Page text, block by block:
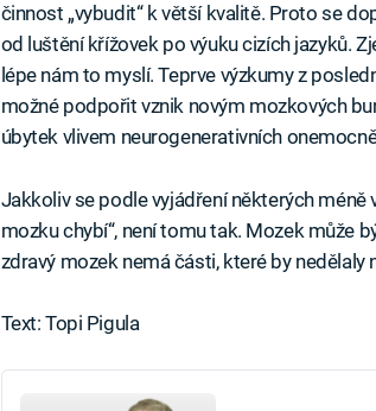
činnost „vybudit“ k větší kvalitě. Proto se
od luštění křížovek po výuku cizích jazyků.
lépe nám to myslí. Teprve výzkumy z
možné podpořit vznik novým mozkových
úbytek vlivem neurogenerativních
Jakkoliv se podle vyjádření některých méně
mozku chybí“, není tomu tak. Mozek může
zdravý mozek nemá části, které by nedělaly
Text: Topi Pigula